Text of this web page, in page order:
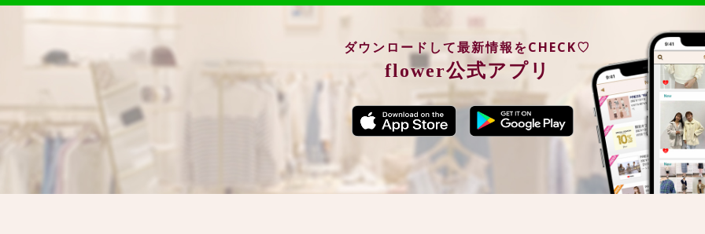
ダウンロードして最新情報をCHECK♡
flower公式アプリ